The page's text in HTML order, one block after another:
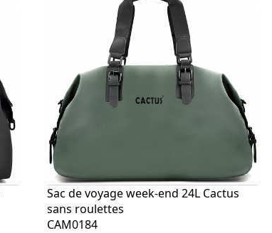
Sac de voyage week-end 24L Cactus
sans roulettes
CAM0184